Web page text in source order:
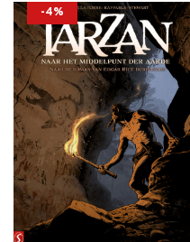
-4%